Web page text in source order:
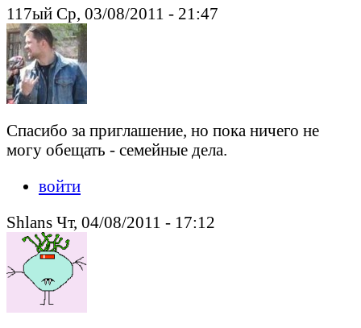
117ый Ср, 03/08/2011 - 21:47
Спасибо за приглашение, но пока ничего не
могу обещать - семейные дела.
войти
Shlans Чт, 04/08/2011 - 17:12